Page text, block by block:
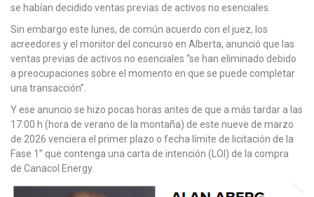
se habían decidido ventas previas de activos no esenciales.
Sin embargo este lunes, de común acuerdo con el juez, los
acreedores y el monitor del concurso en Alberta, anunció que las
ventas previas de activos no esenciales “se han eliminado debido
a preocupaciones sobre el momento en que se puede completar
una transacción”.
Y ese anuncio se hizo pocas horas antes de que a más tardar a las
17:00 h (hora de verano de la montaña) de este nueve de marzo
de 2026 venciera el primer plazo o fecha límite de licitación de la
Fase 1” que contenga una carta de intención (LOI) de la compra
de Canacol Energy.